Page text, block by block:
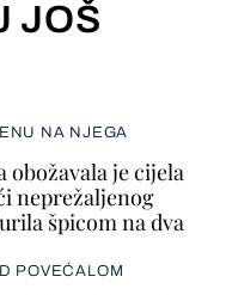
JOŠ
NA NJEGA
obožavala je cijela
neprežaljenog
špicom na dva
POVEĆALOM